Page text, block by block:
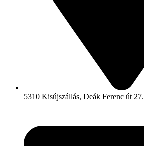
5310 Kisújszállás, Deák Ferenc út 27.